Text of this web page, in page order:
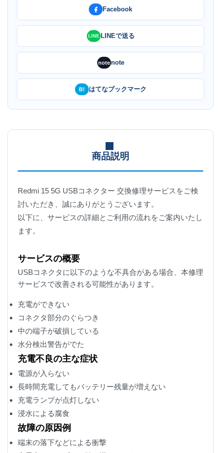
Facebook
LINE LINEで送る
notenote
B! はてなブックマーク
商品説明
Redmi 15 5G USBコネクター 交換修理サービスをご検
討いただき、誠にありがとうございます。
以下に、サービスの詳細とご利用の流れをご案内いたし
ます。
サービスの概要
USBコネクタに以下のような不具合がある場合、本修理
サービスで改善される可能性があります。
充電ができない
コネクタ部分のぐらつき
中の端子が破損している
水分検出警告がでた
充電不良の主な症状
電源が入らない
長時間充電してもバッテリー残量が増えない
充電ランプが点灯しない
浸水による腐食
故障の原因例
端末の落下などによる衝撃